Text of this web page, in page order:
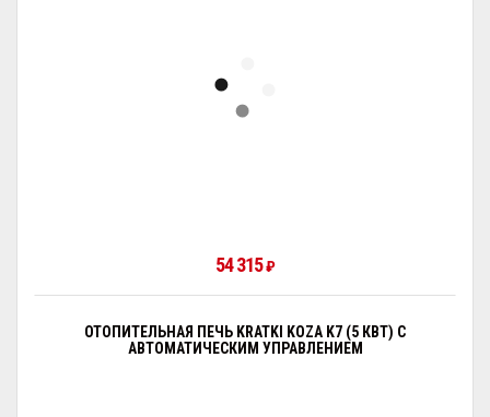
54 315₽
ОТОПИТЕЛЬНАЯ ПЕЧЬ KRATKI KOZA K7 (5 КВТ) С
АВТОМАТИЧЕСКИМ УПРАВЛЕНИЕМ